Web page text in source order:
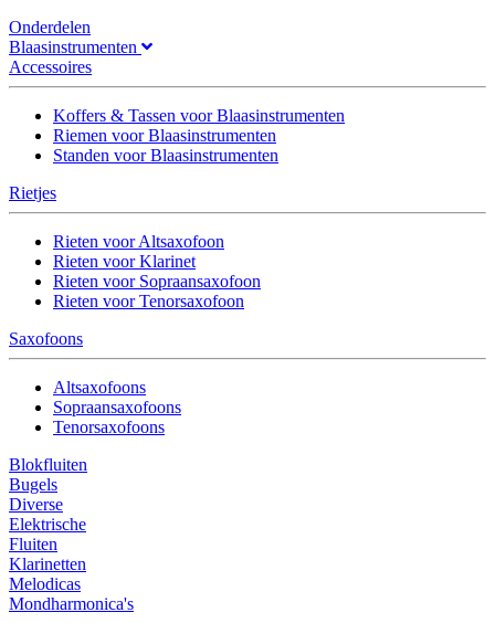
Onderdelen
Blaasinstrumenten
Accessoires
Koffers & Tassen voor Blaasinstrumenten
Riemen voor Blaasinstrumenten
Standen voor Blaasinstrumenten
Rietjes
Rieten voor Altsaxofoon
Rieten voor Klarinet
Rieten voor Sopraansaxofoon
Rieten voor Tenorsaxofoon
Saxofoons
Altsaxofoons
Sopraansaxofoons
Tenorsaxofoons
Blokfluiten
Bugels
Diverse
Elektrische
Fluiten
Klarinetten
Melodicas
Mondharmonica's